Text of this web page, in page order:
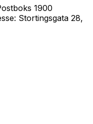
1900
Stortingsgata 28,